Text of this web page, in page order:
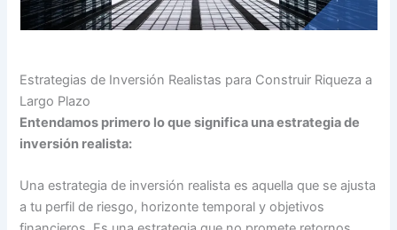
Estrategias de Inversión Realistas para Construir Riqueza a
Largo Plazo
Entendamos primero lo que significa una estrategia de
inversión realista:
Una estrategia de inversión realista es aquella que se ajusta
a tu perfil de riesgo, horizonte temporal y objetivos